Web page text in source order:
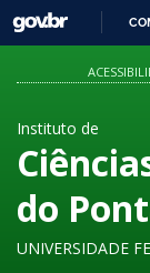
GOVBR
Instituto de
do
UNIVERSIDADE